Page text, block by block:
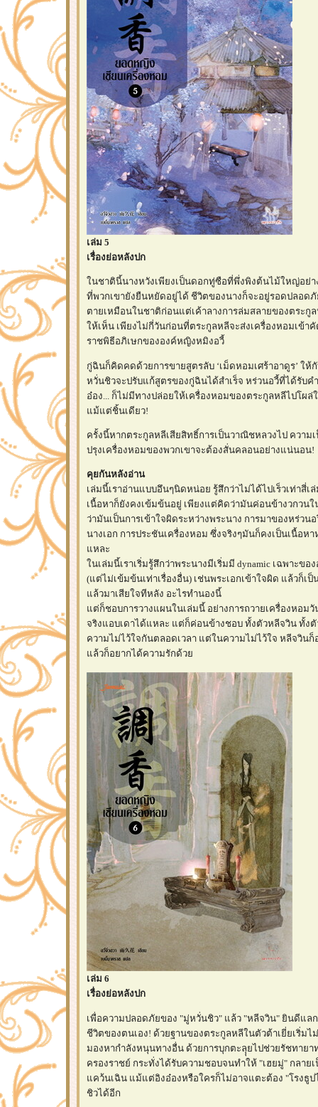
เล่ม 5
เรื่องย่อหลังปก
นชาตินี้นางหวังเพียงเป็นดอกทู่ซือที่พึ่งพิงต้นไม้ใหญ่อย่า
ที่พวกเขายังยืนหยัดอยู่ได้ ชีวิตของนางก็จะอยู่รอดปลอด
ตายเหมือนในชาติก่อนแต่เค้าลางการล่มสลายของตระกู
ห้เห็น เพียงไม่กี่วันก่อนที่ตระกูลหลีจะส่งเครื่องหอมเข้าคั
ราชพิธีอภิเษกขององค์หญิงหมิงอวี้
กู่ฉินก็คิดคดด้วยการขายสูตรลับ ‘เม็ดหอมเศร้าอาดูร’ ให้
หวั่นชิวจะปรับแก้สูตรของกู่ฉินได้สำเร็จ หร่วนอวี้ที่ได้รับค
อ๋อง... ก็ไม่มีทางปล่อยให้เครื่องหอมของตระกูลหลีไปโผล่
ม้แต่ชิ้นเดียว!
ครั้งนี้หากตระกูลหลีเสียสิทธิ์การเป็นวาณิชหลวงไป ความ
ปรุงเครื่องหอมของพวกเขาจะต้องสั่นคลอนอย่างแน่นอน!
คุยกันหลังอ่าน
เล่มนี้เราอ่านแบบอึนๆนิดหน่อย รู้สึกว่าไม่ได้ไปเร็วเท่าสี่เ
เนื้อหาก็ยังคงเข้มข้นอยู่ เพียงแต่คิดว่ามันค่อนข้างวกวน
ว่ามันเป็นการเข้าใจผิดระหว่างพระนาง การมาของหร่วน
นางเอก การประชันเครื่องหอม ซึ่งจริงๆมันก็คงเป็นเนื้อห
หละ
นเล่มนี้เราเริ่มรู้สึกว่าพระนางมีเริ่มมี dynamic เฉพาะขอ
(แต่ไม่เข้มข้นเท่าเรื่องอื่น) เช่นพระเอกเข้าใจผิด แล้วก็เ
ล้วมาเสียใจทีหลัง อะไรทำนองนี้
ต่ก็ชอบการวางแผนในเล่มนี้ อย่างการถวายเครื่องหอมวั
จริงแอบเดาได้แหละ แต่ก็ค่อนข้างชอบ ทั้งตัวหลีจวิน ทั้งตั
ความไม่ไว้ใจกันตลอดเวลา แต่ในความไม่ไว้ใจ หลีจวินก็
ล้วก็อยากได้ความรักด้ว
เล่ม 6
เรื่องย่อหลังปก
เพื่อความปลอดภัยของ "มู่หวั่นชิว" แล้ว "หลีจวิน" ยินดีแล
ชีวิตของตนเอง! ด้วยฐานของตระกูลหลีในตัวต้าเยี่ยเริ่ม
มองหากำลังหนุนทางอื่น ด้วยการบุกตะลุุยไปช่วยรัชทาย
ครองราชย์ กระทั่งได้รับความชอบจนทำให้ "เฮยมู่" กลาย
คว้นเฉิน แม้แต่อิงอ๋องหรือใครก็ไม่อาจแตะต้อง "โรงธูป
ชิวได้อีก